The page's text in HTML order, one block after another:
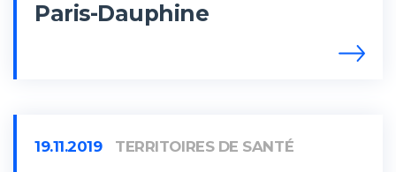
Paris-Dauphine
19.11.2019 TERRITOIRES DE SANTÉ